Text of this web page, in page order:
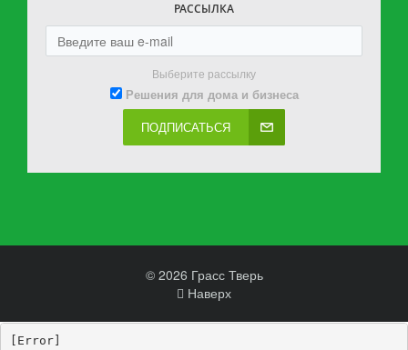
РАССЫЛКА
Выберите рассылку
Решения для дома и бизнеса
ПОДПИСАТЬСЯ
© 2026 Грасс Тверь
Наверх
[Error]